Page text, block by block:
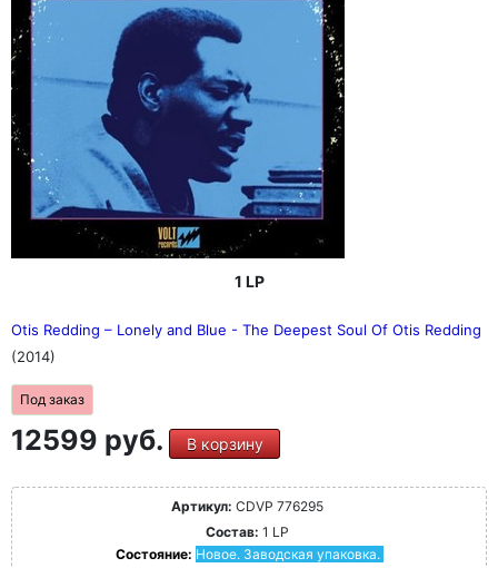
1 LP
Otis Redding – Lonely and Blue - The Deepest Soul Of Otis Redding
(2014)
Под заказ
12599 руб. В корзину
Артикул: CDVP 776295
Состав: 1 LP
Состояние: Новое. Заводская упаковка.